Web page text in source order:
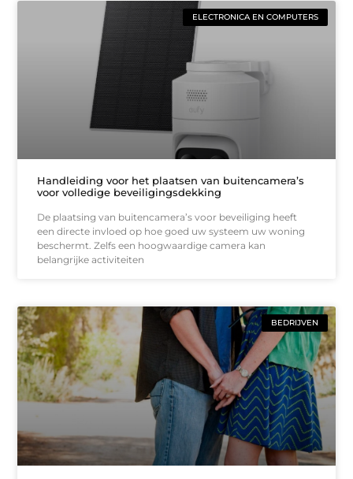
ELECTRONICA EN COMPUTERS
Handleiding voor het plaatsen van buitencamera’s
voor volledige beveiligingsdekking
De plaatsing van buitencamera’s voor beveiliging heeft
een directe invloed op hoe goed uw systeem uw woning
beschermt. Zelfs een hoogwaardige camera kan
belangrijke activiteiten
BEDRIJVEN